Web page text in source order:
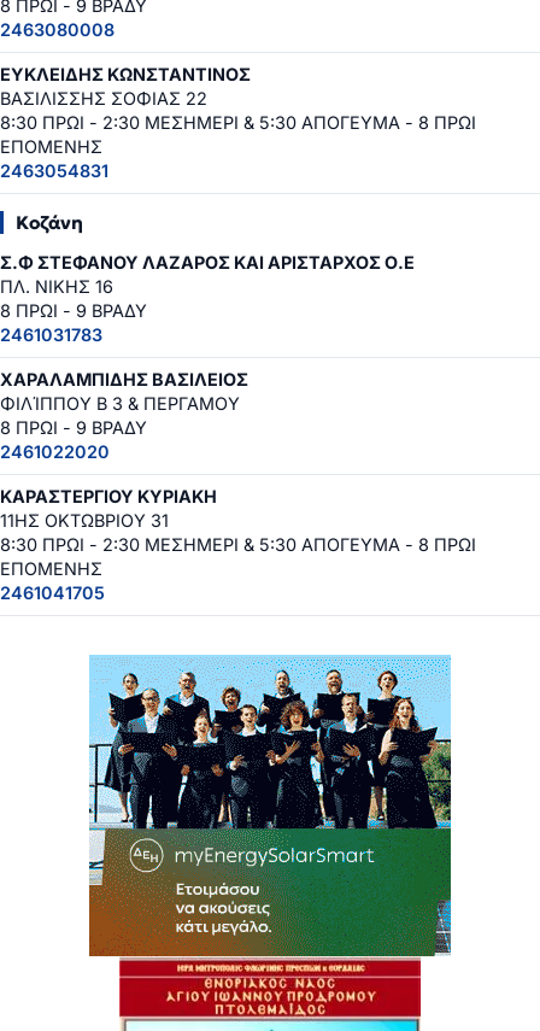
8 ΠΡΩΙ - 9 ΒΡΑΔΥ
2463080008
ΕΥΚΛΕΙΔΗΣ ΚΩΝΣΤΑΝΤΙΝΟΣ
ΒΑΣΙΛΙΣΣΗΣ ΣΟΦΙΑΣ 22
8:30 ΠΡΩΙ - 2:30 ΜΕΣΗΜΕΡΙ & 5:30 ΑΠΟΓΕΥΜΑ - 8 ΠΡΩΙ
ΕΠΟΜΕΝΗΣ
2463054831
Κοζάνη
Σ.Φ ΣΤΕΦΑΝΟΥ ΛΑΖΑΡΟΣ ΚΑΙ ΑΡΙΣΤΑΡΧΟΣ Ο.Ε
ΠΛ. ΝΙΚΗΣ 16
8 ΠΡΩΙ - 9 ΒΡΑΔΥ
2461031783
ΧΑΡΑΛΑΜΠΙΔΗΣ ΒΑΣΙΛΕΙΟΣ
ΦΙΛΊΠΠΟΥ Β 3 & ΠΕΡΓΑΜΟΥ
8 ΠΡΩΙ - 9 ΒΡΑΔΥ
2461022020
ΚΑΡΑΣΤΕΡΓΙΟΥ ΚΥΡΙΑΚΗ
11ΗΣ ΟΚΤΩΒΡΙΟΥ 31
8:30 ΠΡΩΙ - 2:30 ΜΕΣΗΜΕΡΙ & 5:30 ΑΠΟΓΕΥΜΑ - 8 ΠΡΩΙ
ΕΠΟΜΕΝΗΣ
2461041705